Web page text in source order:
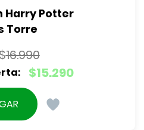
Harry Potter
Torre
$16.990
El
precio
original
$15.290
El
precio
actual